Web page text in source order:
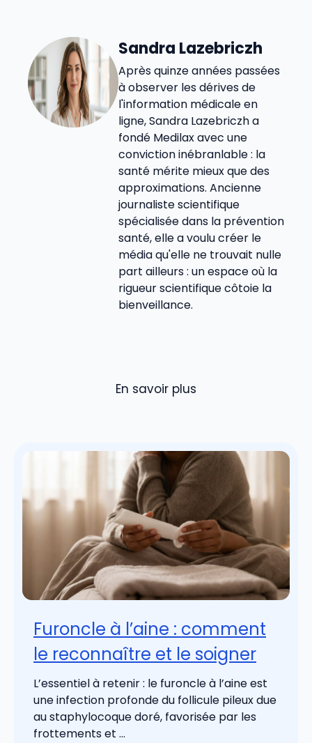
Sandra Lazebriczh
Après quinze années passées
à observer les dérives de
l'information médicale en
ligne, Sandra Lazebriczh a
fondé Medilax avec une
conviction inébranlable : la
santé mérite mieux que des
approximations. Ancienne
journaliste scientifique
spécialisée dans la prévention
santé, elle a voulu créer le
média qu'elle ne trouvait nulle
part ailleurs : un espace où la
rigueur scientifique côtoie la
bienveillance.
En savoir plus
Furoncle à l’aine : comment
le reconnaître et le soigner
L’essentiel à retenir : le furoncle à l’aine est
une infection profonde du follicule pileux due
au staphylocoque doré, favorisée par les
frottements et ...